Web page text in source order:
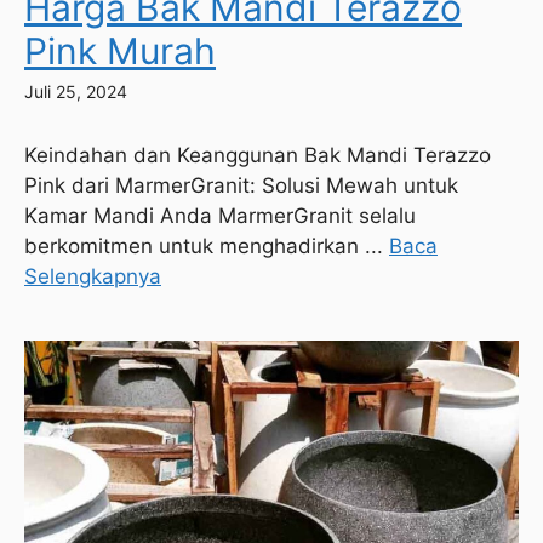
Pink Murah
Juli 25, 2024
Keindahan dan Keanggunan Bak Mandi Terazzo
Pink dari MarmerGranit: Solusi Mewah untuk
Kamar Mandi Anda MarmerGranit selalu
berkomitmen untuk menghadirkan ... Baca
Selengkapnya